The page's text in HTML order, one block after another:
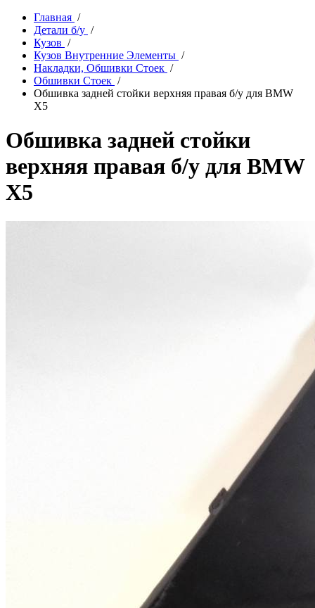
Главная /
Детали б/у /
Кузов /
Кузов Внутренние Элементы /
Накладки, Обшивки Стоек /
Обшивки Стоек /
Обшивка задней стойки верхняя правая б/у для BMW
X5
Обшивка задней стойки
верхняя правая б/у для BMW
X5